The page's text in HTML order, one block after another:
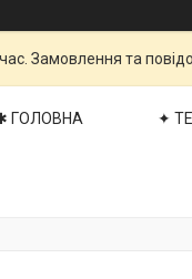
Замовлення та
ГОЛОВНА ✦